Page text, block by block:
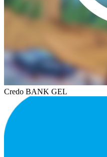
Credo BANK GEL